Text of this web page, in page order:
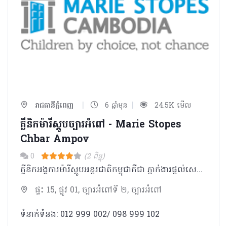
រាជធានីភ្នំពេញ | 6 ឆ្នាំមុន | 24.5K មើល
គ្លីនិកម៉ារីស្តូបច្បារអំពៅ - Marie Stopes
Chbar Ampov
0 (2 ពិន្ទុ)
គ្លីនិកអង្គការម៉ារីស្តូបអន្តរជាតិកម្ពុជាគឺជា ភ្នាក់ងារផ្តល់សេវាឈានមុខគេផ្នែករំលូតកូនដោយសុវត្ថិភាព ពន្យារកំណើត សុខភាពបន្តពូជ និងផ្លូវភេទ។
ផ្ទះ 15, ផ្លូវ 01, ច្បារអំពៅទី ២, ច្បារអំពៅ
ទំនាក់ទំនង: 012 999 002/ 098 999 102